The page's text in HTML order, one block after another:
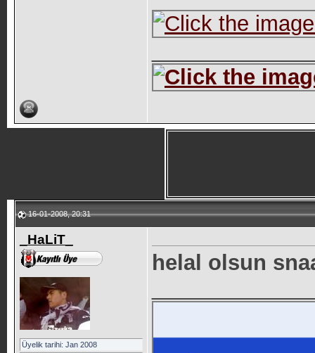
16-01-2008, 20:31
_HaLiT_
Üyelik tarihi: Jan 2008
helal olsun